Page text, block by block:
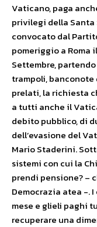
Vaticano, paga
privilegi della Santa
convocato dal
pomeriggio a Roma
Settembre,
trampoli, banconote
prelati, la richiesta
a tutti anche il
debito pubblico, di
dell’evasione del
Mario Staderini.
sistemi con cui la
prendi pensione? –
Democrazia atea -.
mese e glieli paghi
recuperare una